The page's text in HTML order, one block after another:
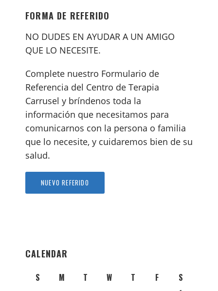
FORMA DE REFERIDO
NO DUDES EN AYUDAR A UN AMIGO
QUE LO NECESITE.
Complete nuestro Formulario de
Referencia del Centro de Terapia
Carrusel y bríndenos toda la
información que necesitamos para
comunicarnos con la persona o familia
que lo necesite, y cuidaremos bien de su
salud.
NUEVO REFERIDO
CALENDAR
S M T W T F S